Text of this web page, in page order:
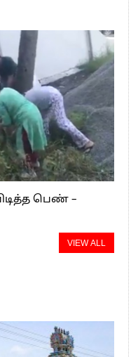
பெண் –
VIEW ALL